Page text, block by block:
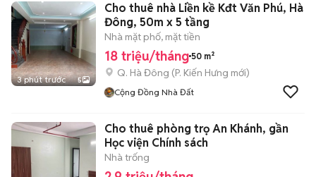
3 phút trước 5
Cho thuê nhà Liền kề Kđt Văn Phú, Hà
Đông, 50m x 5 tầng
Nhà mặt phố, mặt tiền
18 triệu/tháng 50 m²
Q. Hà Đông (P. Kiến Hưng mới)
Cộng Đồng Nhà Đất
Cho thuê phòng trọ An Khánh, gần
Học viện Chính sách
Nhà trống